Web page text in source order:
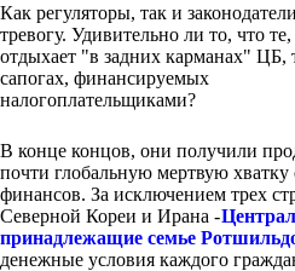
Как регуляторы, так и
тревогу. Удивительно ли то, что
отдыхает "в задних карманах" ЦБ,
сапогах, финансируемых
налогоплательщиками?
В конце концов, они получили
почти глобальную мертвую
финансов. За исключением трех
Северной Кореи и Ирана -
принадлежащие семье
денежные условия каждого